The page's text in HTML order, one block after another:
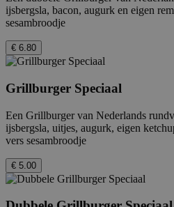
ijsbergsla, bacon, augurk en eigen
sesambroodje
€ 6.80
Grillburger Speciaal
Een Grillburger van Nederlands
ijsbergsla, uitjes, augurk, eigen
vers sesambroodje
€ 5.00